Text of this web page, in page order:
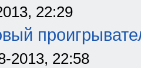
22:29
2013, 22:58